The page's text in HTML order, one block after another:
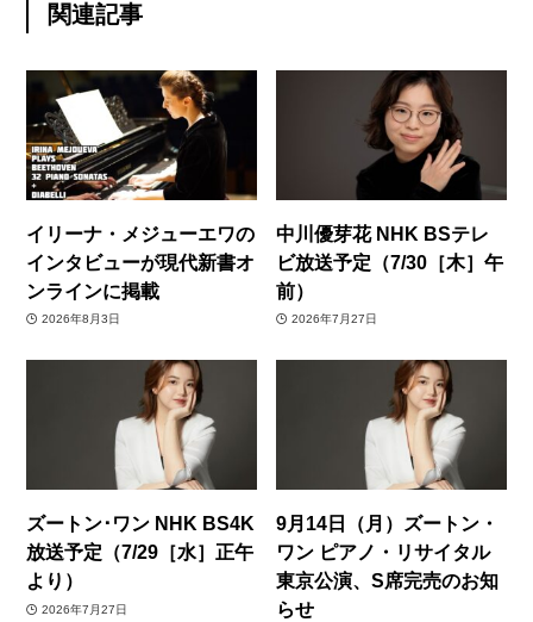
関連記事
イリーナ・メジューエワの
インタビューが現代新書オ
ンラインに掲載
2026年8月3日
中川優芽花 NHK BSテレ
ビ放送予定（7/30［木］午
前）
2026年7月27日
ズートン･ワン NHK BS4K
放送予定（7/29［水］正午
より）
2026年7月27日
9月14日（月）ズートン・
ワン ピアノ・リサイタル
東京公演、S席完売のお知
らせ